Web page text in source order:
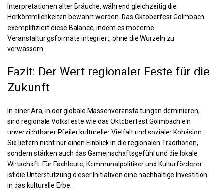
Interpretationen alter Bräuche, während gleichzeitig die
Herkömmlichkeiten bewahrt werden. Das Oktoberfest Golmbach
exemplifiziert diese Balance, indem es moderne
Veranstaltungsformate integriert, ohne die Wurzeln zu
verwässern.
Fazit: Der Wert regionaler Feste für die
Zukunft
In einer Ära, in der globale Massenveranstaltungen dominieren,
sind regionale Volksfeste wie das Oktoberfest Golmbach ein
unverzichtbarer Pfeiler kultureller Vielfalt und sozialer Kohäsion.
Sie liefern nicht nur einen Einblick in die regionalen Traditionen,
sondern stärken auch das Gemeinschaftsgefühl und die lokale
Wirtschaft. Für Fachleute, Kommunalpolitiker und Kulturförderer
ist die Unterstützung dieser Initiativen eine nachhaltige Investition
in das kulturelle Erbe.